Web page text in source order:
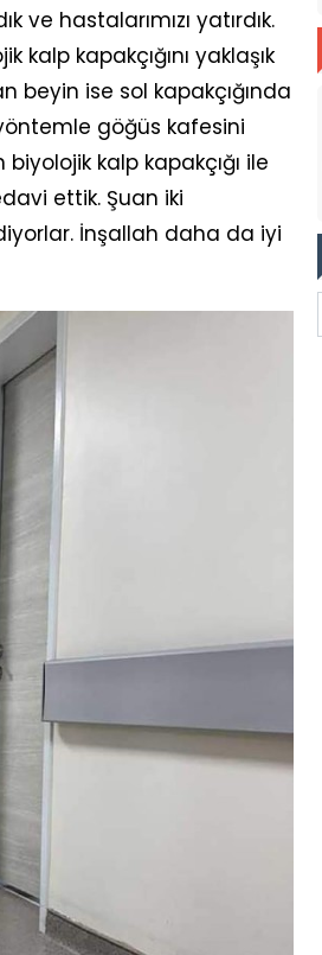
ve hastalarımızı yatırdık.
kapakçığını yaklaşık
beyin ise sol kapakçığında
göğüs kafesini
kalp kapakçığı ile
ettik. Şuan iki
İnşallah daha da iyi